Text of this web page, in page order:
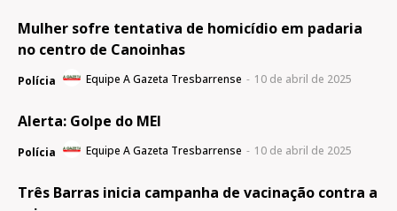
Mulher sofre tentativa de homicídio em padaria
no centro de Canoinhas
Polícia Equipe A Gazeta Tresbarrense - 10 de abril de 2025
Alerta: Golpe do MEI
Polícia Equipe A Gazeta Tresbarrense - 10 de abril de 2025
Três Barras inicia campanha de vacinação contra a